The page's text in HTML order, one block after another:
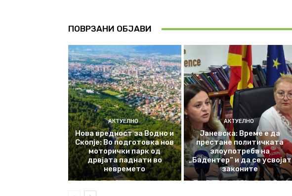
ПОВРЗАНИ ОБЈАВИ
АКТУЕЛНО
Нова вредност за Водно и
Скопје: Во подготовка нов
моторички парк од
дрвјата паднати во
невремето
АКТУЕЛНО
Јаневска: Време е да
престане политичката
злоупотреба на
„Бадентер“ и да се усвојат
законите